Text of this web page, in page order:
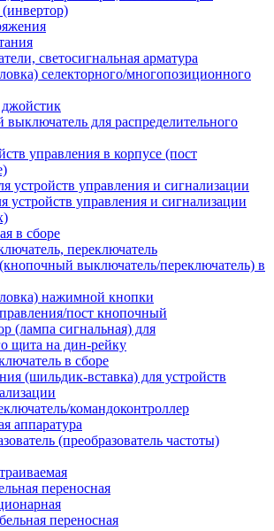
светосигнальная арматура
селекторного/многопозиционного
для распределительного
управления в корпусе (пост
устройств управления и сигнализации
устройств управления и сигнализации
в сборе
переключатель
выключатель/переключатель) в
нажимной кнопки
пост кнопочный
(лампа сигнальная) для
щита на дин-рейку
в сборе
(шильдик-вставка) для устройств
командоконтроллер
аппаратура
(преобразователь частоты)
переносная
переносная